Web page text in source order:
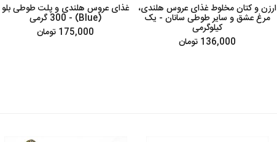
ارزن و کتان مخلوط غذای عروس هلندی،
مرغ عشق و سایر طوطی سانان - یک
کیلوگرمی
136,000 تومان
غذای عروس هلندی و پلت طوطی بلو
(Blue) - 300 گرمی
175,000 تومان